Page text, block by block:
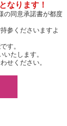
なります！
の同意承諾書が都度
参くださいますよ
す。
たします。
せください。